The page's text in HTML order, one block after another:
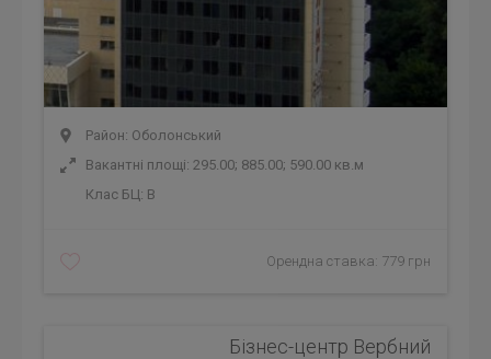
Район: Оболонський
Вакантні площі: 295.00; 885.00; 590.00 кв.м
Клас БЦ: B
Орендна ставка: 779 грн
Бізнес-центр Вербний